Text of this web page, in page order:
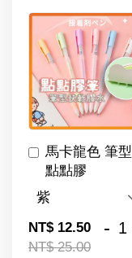
馬卡龍色 筆型
點點膠
NT$ 12.50
NT$ 25.00
-